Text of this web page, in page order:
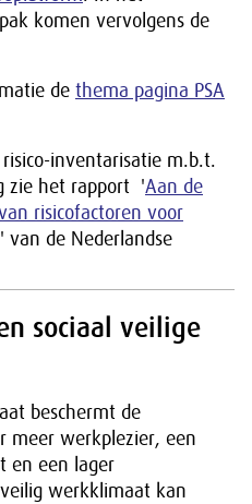
komen vervolgens de
de thema pagina PSA
inventarisatie m.b.t.
zie het rapport 'Aan de
risicofactoren voor
' van de Nederlandse
sociaal veilige
beschermt de
meer werkplezier, een
en een lager
werkklimaat kan